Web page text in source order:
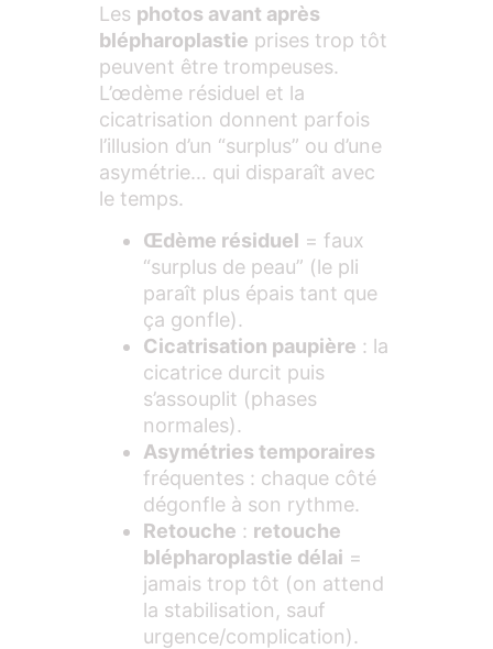
Les photos avant après
blépharoplastie prises trop tôt
peuvent être trompeuses.
L’œdème résiduel et la
cicatrisation donnent parfois
l’illusion d’un “surplus” ou d’une
asymétrie… qui disparaît avec
le temps.
Œdème résiduel = faux
“surplus de peau” (le pli
paraît plus épais tant que
ça gonfle).
Cicatrisation paupière : la
cicatrice durcit puis
s’assouplit (phases
normales).
Asymétries temporaires
fréquentes : chaque côté
dégonfle à son rythme.
Retouche : retouche
blépharoplastie délai =
jamais trop tôt (on attend
la stabilisation, sauf
urgence/complication).